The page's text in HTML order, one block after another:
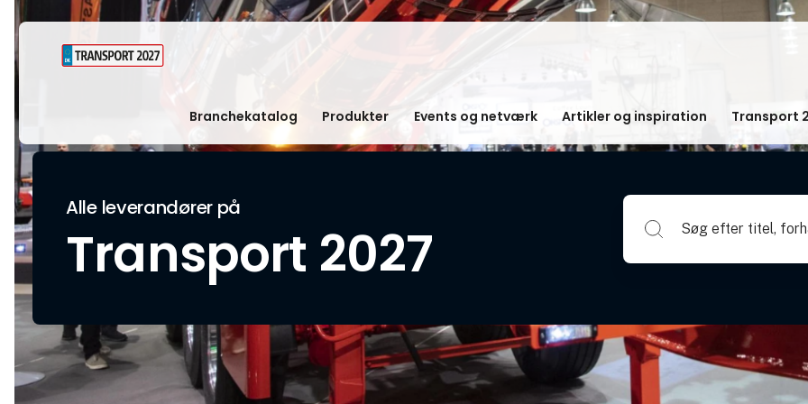
Branchekatalog Produkter Events og netværk Artikler og inspiration Transport
Alle leverandører på
Transport 2027
Søg efter titel,